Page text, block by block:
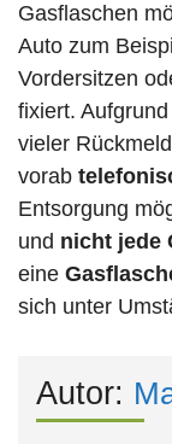
Gasflaschen
Auto zum
Vordersitzen
fixiert.
vieler
vorab
Entsorgung
und nicht jede
eine
sich unter
Autor: